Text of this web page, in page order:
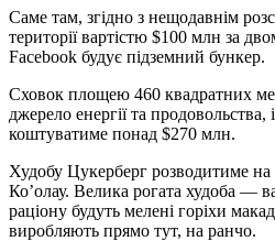
Саме там, згідно з нещодавнім
території вартістю $100 млн за
Facebook будує підземний бункер.
Сховок площею 460 квадратних
джерело енергії та
коштуватиме понад $270 млн.
Худобу Цукерберг розводитиме
Ко’олау. Велика рогата худоба —
раціону будуть мелені горіхи
виробляють прямо тут, на ранчо.